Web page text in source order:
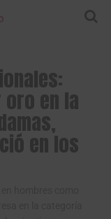
en la
en los